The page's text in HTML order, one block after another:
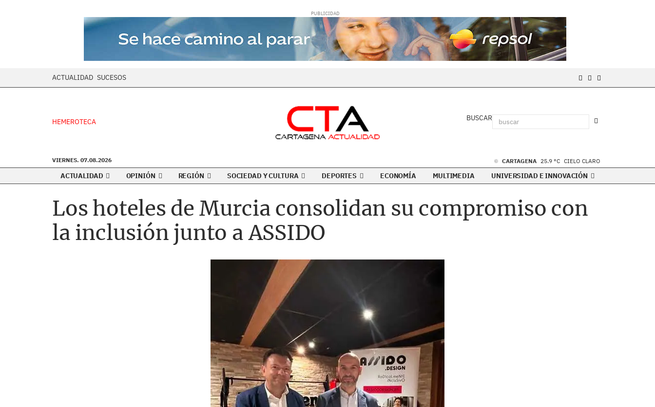
ACTUALIDAD SUCESOS
HEMEROTECA BUSCAR
VIERNES. 07.08.2026 CARTAGENA 25.9 °C CIELO CLARO
ACTUALIDAD OPINIÓN REGIÓN SOCIEDAD Y CULTURA DEPORTES ECONOMÍA MULTIMEDIA UNIVERSIDAD E INNOVACIÓN
Los hoteles de Murcia consolidan su compromiso con
la inclusión junto a ASSIDO